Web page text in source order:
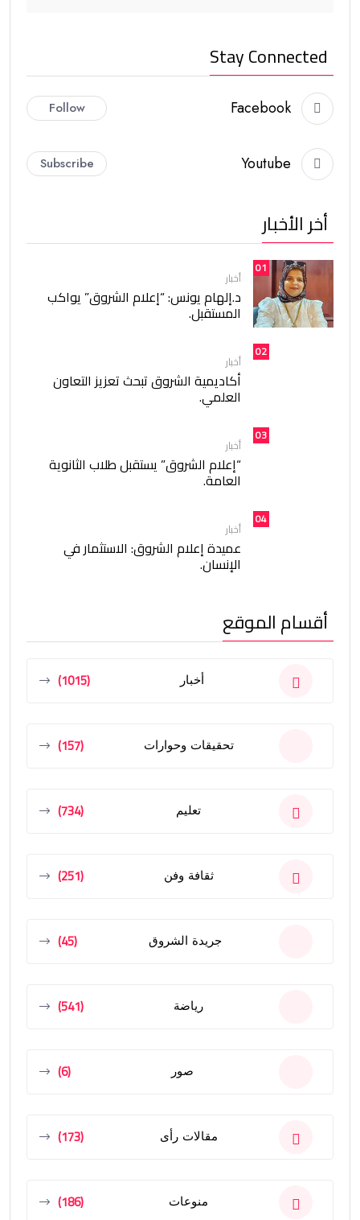
Stay Connected
Facebook
Follow
Youtube
Subscribe
أخر الأخبار
01
أخبار
د.إلهام يونس: “إعلام الشروق” يواكب
المستقبل.
02
أخبار
أكاديمية الشروق تبحث تعزيز التعاون
العلمي.
03
أخبار
“إعلام الشروق” يستقبل طلاب الثانوية
العامة.
04
أخبار
عميدة إعلام الشروق: الاستثمار في
الإنسان.
أقسام الموقع
أخبار (1015)
تحقيقات وحوارات (157)
تعليم (734)
ثقافة وفن (251)
جريدة الشروق (45)
رياضة (541)
صور (6)
مقالات رأى (173)
منوعات (186)